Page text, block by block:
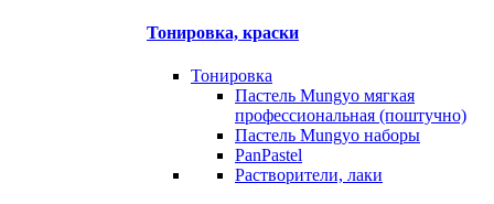
Тонировка, краски
Тонировка
Пастель Mungyo мягкая
профессиональная (поштучно)
Пастель Mungyo наборы
PanPastel
Растворители, лаки